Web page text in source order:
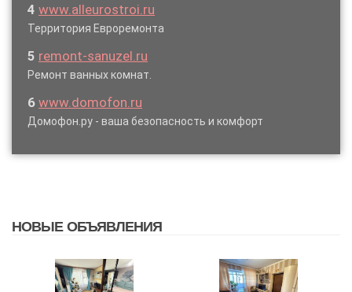
4 www.alleurostroi.ru
Территория Евроремонта
5 remont-sanuzel.ru
Ремонт ванных комнат.
6 www.domofon.ru
Домофон.ру - ваша безопасность и комфорт
НОВЫЕ ОБЪЯВЛЕНИЯ